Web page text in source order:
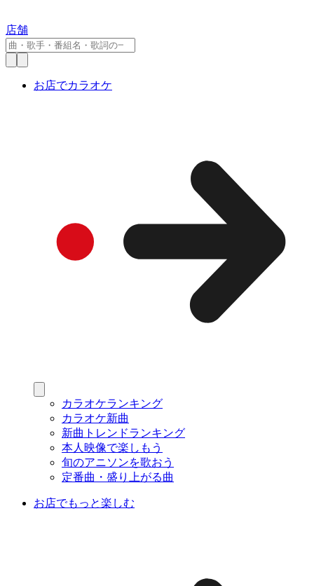
店舗
お店でカラオケ
カラオケランキング
カラオケ新曲
新曲トレンドランキング
本人映像で楽しもう
旬のアニソンを歌おう
定番曲・盛り上がる曲
お店でもっと楽しむ